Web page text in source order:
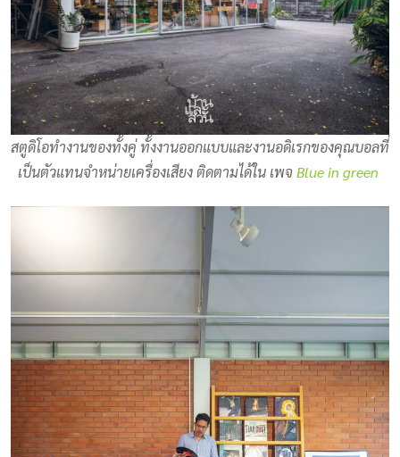
สตูดิโอทำงานของทั้งคู่ ทั้งงานออกแบบและงานอดิเรกของคุณบอลที่
เป็นตัวแทนจำหน่ายเครื่องเสียง ติดตามได้ใน เพจBlue in green